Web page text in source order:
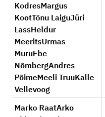
KodresMargus
KootTõnu LaiguJüri
LassHeldur
MeeritsUrmas
MuruEbe
NõmbergAndres
PõimeMeeli TruuKalle
Vellevoog
Marko RaatArko